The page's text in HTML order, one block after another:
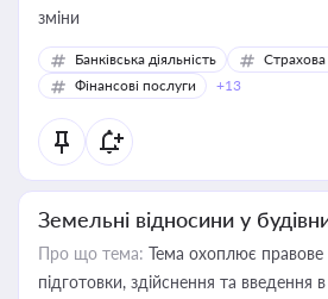
зміни
Банківська діяльність
Страхова
Фінансові послуги
+13
Земельні відносини у
Про що тема: Тема охоплює правове
підготовки, здійснення та введення